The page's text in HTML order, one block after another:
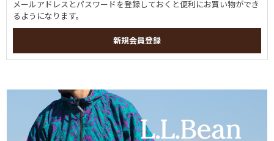
メールアドレスとパスワードを登録しておくと便利にお買い物ができ
るようになります。